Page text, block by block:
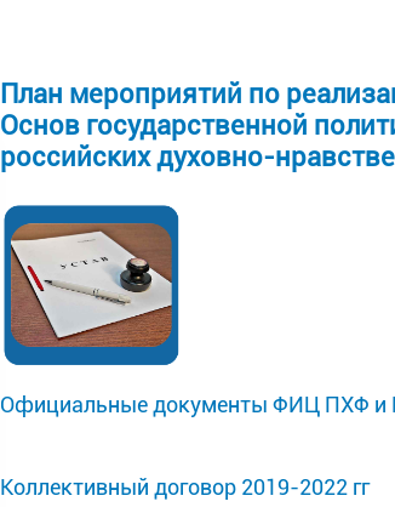
План мероприятий по
Основ государственной
российских духовно-
Официальные документы ФИЦ ПХФ и
Коллективный договор 2019-2022 гг